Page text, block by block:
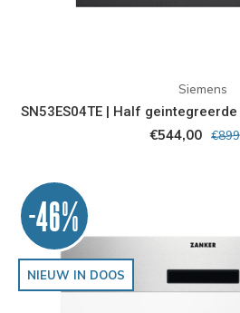
Siemens
SN53ES04TE | Half
€544,00
-46%
NIEUW IN DOOS